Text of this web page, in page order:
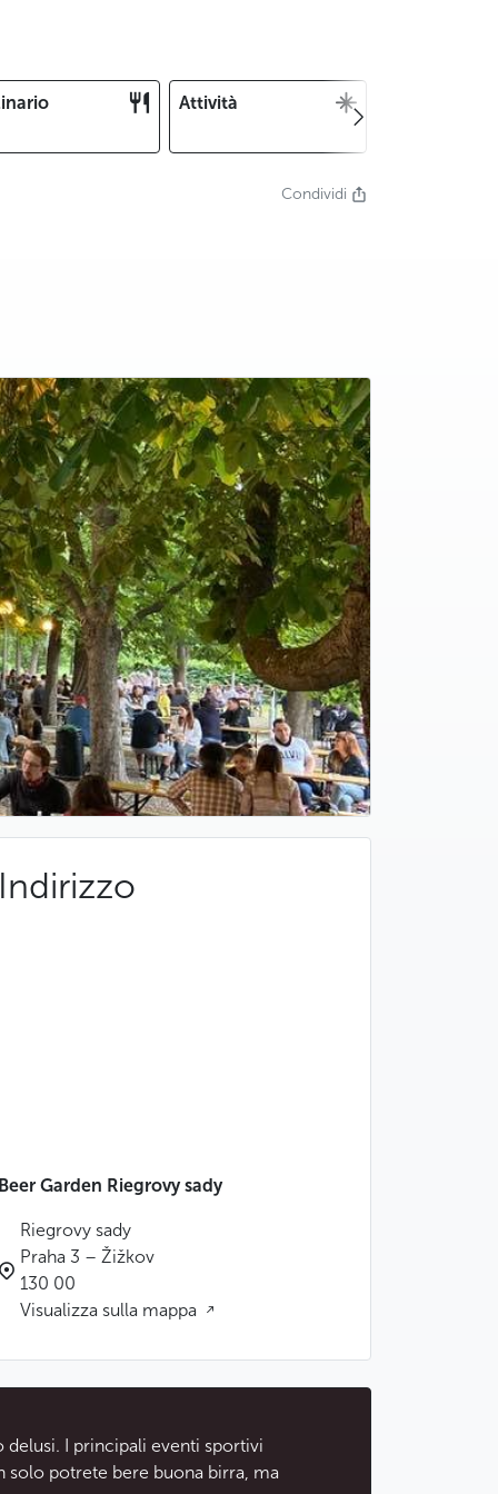
Attività
Condividi
Garden Riegrovy sady
Riegrovy sady
Praha 3 – Žižkov
130 00
Visualizza sulla mappa
I principali eventi sportivi
potrete bere buona birra, ma